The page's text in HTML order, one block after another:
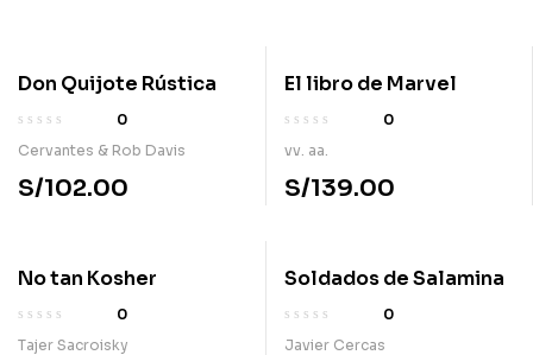
Don Quijote Rústica
0
Cervantes & Rob Davis
S/102.00
El libro de Marvel
0
vv. aa.
S/139.00
No tan Kosher
0
Tajer Sacroisky
Soldados de Salamina
0
Javier Cercas